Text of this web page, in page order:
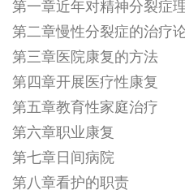
第一章近年对精神分裂症
第二章慢性分裂症的治疗
第三章医院康复的方法
第四章开展医疗性康复
第五章教育性家庭治疗
第六章职业康复
第七章日间病院
第八章看护的职责